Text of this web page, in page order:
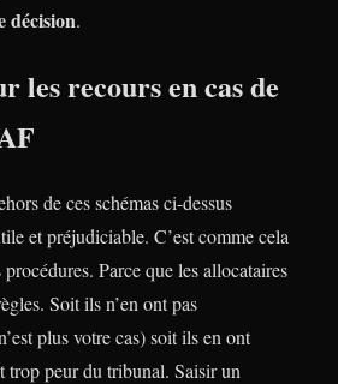
décision.
les recours en cas de
de ces schémas ci-dessus
et préjudiciable. C’est comme cela
Parce que les allocataires
Soit ils n’en ont pas
plus votre cas) soit ils en ont
trop peur du tribunal. Saisir un